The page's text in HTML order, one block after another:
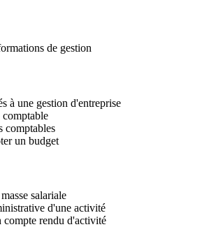
de gestion
à une gestion d'entreprise
comptable
comptables
un budget
salariale
d'une activité
rendu d'activité